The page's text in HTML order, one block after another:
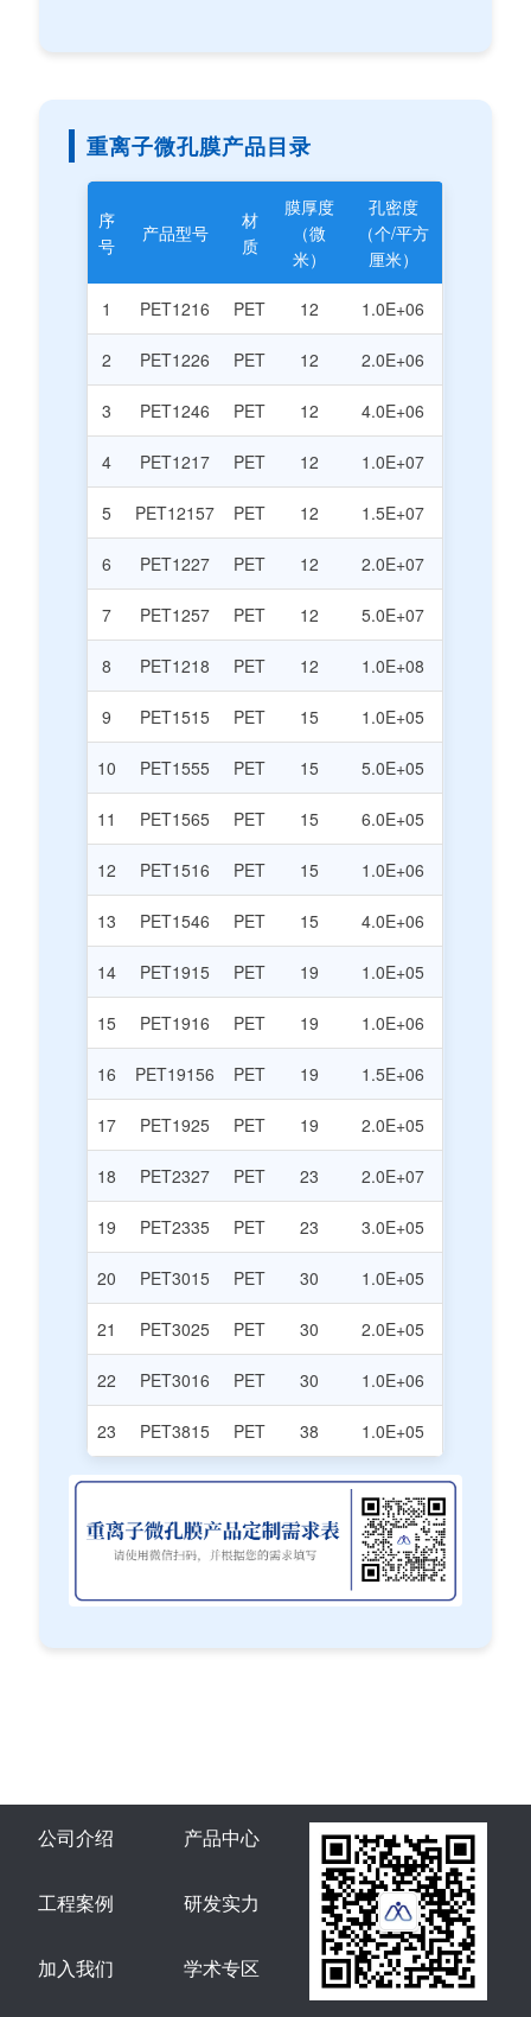
重离子微孔膜产品目录
序
号
产品型号
材
质
膜厚度
（微
米）
孔密度
（个/平方
厘米）
1 PET1216 PET 12 1.0E+06
2 PET1226 PET 12 2.0E+06
3 PET1246 PET 12 4.0E+06
4 PET1217 PET 12 1.0E+07
5 PET12157 PET 12 1.5E+07
6 PET1227 PET 12 2.0E+07
7 PET1257 PET 12 5.0E+07
8 PET1218 PET 12 1.0E+08
9 PET1515 PET 15 1.0E+05
10 PET1555 PET 15 5.0E+05
11 PET1565 PET 15 6.0E+05
12 PET1516 PET 15 1.0E+06
13 PET1546 PET 15 4.0E+06
14 PET1915 PET 19 1.0E+05
15 PET1916 PET 19 1.0E+06
16 PET19156 PET 19 1.5E+06
17 PET1925 PET 19 2.0E+05
18 PET2327 PET 23 2.0E+07
19 PET2335 PET 23 3.0E+05
20 PET3015 PET 30 1.0E+05
21 PET3025 PET 30 2.0E+05
22 PET3016 PET 30 1.0E+06
23 PET3815 PET 38 1.0E+05
公司介绍 产品中心
工程案例 研发实力
加入我们 学术专区